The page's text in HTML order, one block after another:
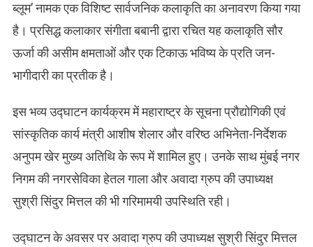
ब्लूम’ नामक एक विशिष्ट सार्वजनिक कलाकृति का अनावरण किया गया
है। प्रसिद्ध कलाकार संगीता बबानी द्वारा रचित यह कलाकृति सौर
ऊर्जा की असीम क्षमताओं और एक टिकाऊ भविष्य के प्रति जन-
भागीदारी का प्रतीक है।
इस भव्य उद्घाटन कार्यक्रम में महाराष्ट्र के सूचना प्रौद्योगिकी एवं
सांस्कृतिक कार्य मंत्री आशीष शेलार और वरिष्ठ अभिनेता-निर्देशक
अनुपम खेर मुख्य अतिथि के रूप में शामिल हुए। उनके साथ मुंबई नगर
निगम की नगरसेविका हेतल गाला और अवादा ग्रुप की उपाध्यक्ष
सुश्री सिंदुर मित्तल की भी गरिमामयी उपस्थिति रही।
​उद्घाटन के अवसर पर अवादा ग्रुप की उपाध्यक्ष सुश्री सिंदुर मित्तल